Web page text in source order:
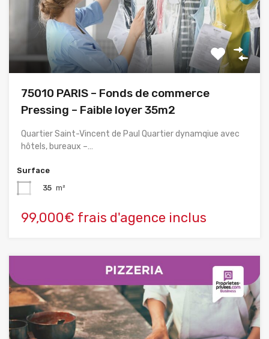
75010 PARIS – Fonds de commerce
Pressing – Faible loyer 35m2
Quartier Saint-Vincent de Paul Quartier dynamqiue avec
hôtels, bureaux –…
Surface
35 m²
99,000€ frais d'agence inclus